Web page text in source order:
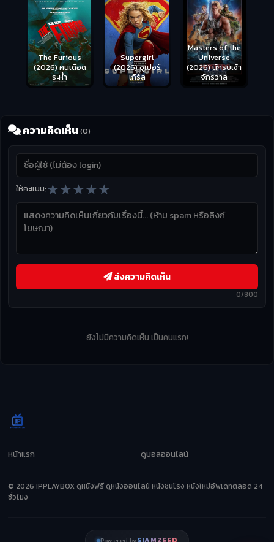
Supergirl
(2026) ซูเปอร์
เกิร์ล
Masters of the
Universe
(2026) นักรบเจ้า
จักรวาล
ความคิดเห็น (0)
ให้คะแนน:★★★★★
0/800
ส่งความคิดเห็น
ยังไม่มีความคิดเห็น เป็นคนแรก!
หน้าแรก ดูบอลออนไลน์
© 2026 IPPLAYBOX ดูหนังฟรี ดูหนังออนไลน์ หนังชนโรง หนังใหม่อัพเดทตลอด 24
ชั่วโมง